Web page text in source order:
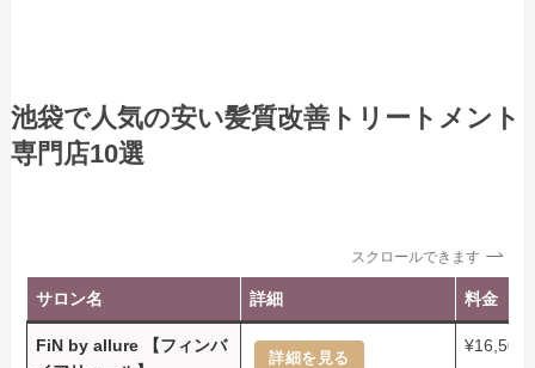
池袋で人気の安い髪質改善トリートメント
専門店10選
スクロールできます
サロン名 詳細 料金
FiN by allure 【フィンバ
詳細を見る
¥16,500